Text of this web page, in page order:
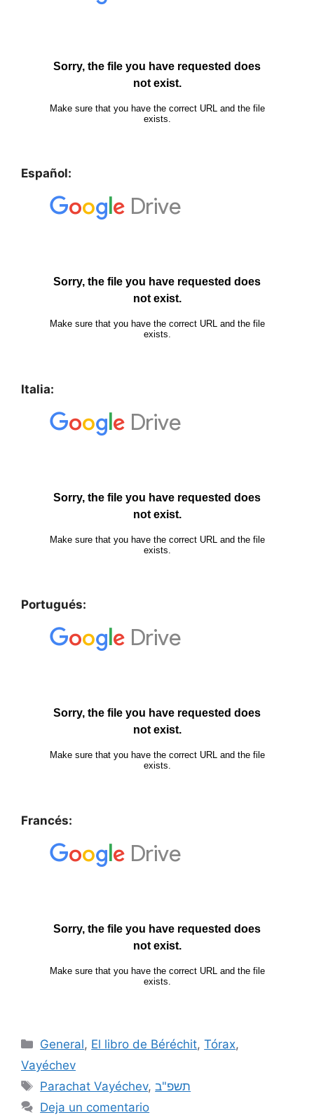
Español:
Italia:
Portugués:
Francés:
General, El libro de Béréchit,Tórax,
Vayéchev
Parachat Vayéchev,תשפ"ב
Deja un comentario